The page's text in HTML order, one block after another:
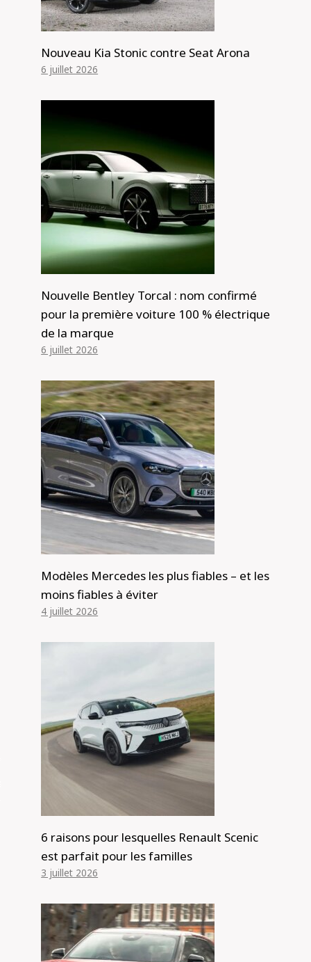
Nouveau Kia Stonic contre Seat Arona
6 juillet 2026
Nouvelle Bentley Torcal : nom confirmé
pour la première voiture 100 % électrique
de la marque
6 juillet 2026
Modèles Mercedes les plus fiables – et les
moins fiables à éviter
4 juillet 2026
6 raisons pour lesquelles Renault Scenic
est parfait pour les familles
3 juillet 2026